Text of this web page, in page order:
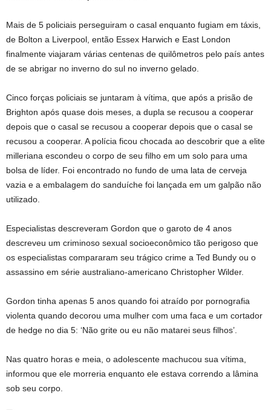
Mais de 5 policiais perseguiram o casal enquanto fugiam em táxis,
de Bolton a Liverpool, então Essex Harwich e East London
finalmente viajaram várias centenas de quilômetros pelo país antes
de se abrigar no inverno do sul no inverno gelado.
Cinco forças policiais se juntaram à vítima, que após a prisão de
Brighton após quase dois meses, a dupla se recusou a cooperar
depois que o casal se recusou a cooperar depois que o casal se
recusou a cooperar. A polícia ficou chocada ao descobrir que a elite
milleriana escondeu o corpo de seu filho em um solo para uma
bolsa de líder. Foi encontrado no fundo de uma lata de cerveja
vazia e a embalagem do sanduíche foi lançada em um galpão não
utilizado.
Especialistas descreveram Gordon que o garoto de 4 anos
descreveu um criminoso sexual socioeconômico tão perigoso que
os especialistas compararam seu trágico crime a Ted Bundy ou o
assassino em série australiano-americano Christopher Wilder.
Gordon tinha apenas 5 anos quando foi atraído por pornografia
violenta quando decorou uma mulher com uma faca e um cortador
de hedge no dia 5: ‘Não grite ou eu não matarei seus filhos’.
Nas quatro horas e meia, o adolescente machucou sua vítima,
informou que ele morreria enquanto ele estava correndo a lâmina
sob seu corpo.